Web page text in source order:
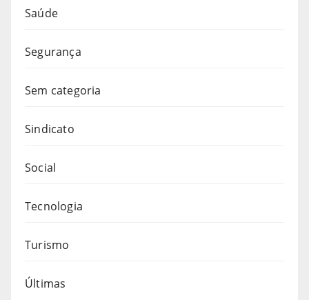
Saúde
Segurança
Sem categoria
Sindicato
Social
Tecnologia
Turismo
Últimas